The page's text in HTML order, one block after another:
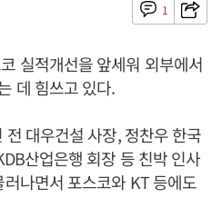
1
실적개선을 앞세워 외부에서
데 힘쓰고 있다.
대우건설 사장, 정찬우 한국
산업은행 회장 등 친박 인사
나면서 포스코와 KT 등에도